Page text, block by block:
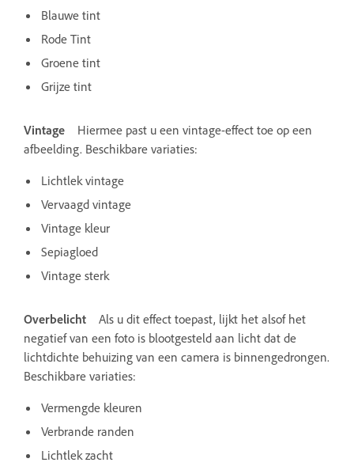
Blauwe tint
Rode Tint
Groene tint
Grijze tint
Vintage
Hiermee past u een vintage-effect toe op een
afbeelding. Beschikbare variaties:
Lichtlek vintage
Vervaagd vintage
Vintage kleur
Sepiagloed
Vintage sterk
Overbelicht
Als u dit effect toepast, lijkt het alsof het
negatief van een foto is blootgesteld aan licht dat de
lichtdichte behuizing van een camera is binnengedrongen.
Beschikbare variaties:
Vermengde kleuren
Verbrande randen
Lichtlek zacht